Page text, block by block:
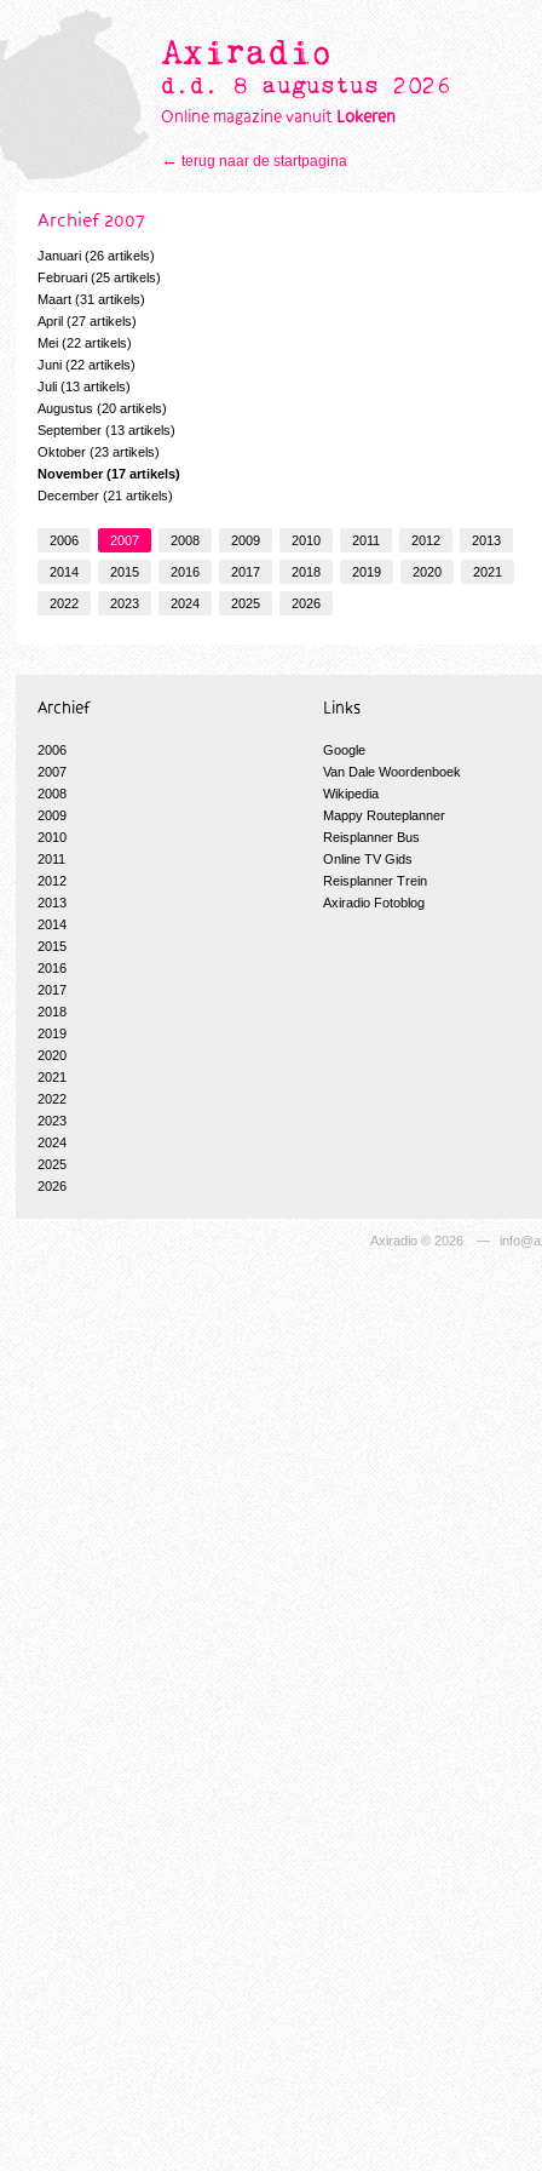
Axiradio
d.d. 8 augustus 2026
Online magazine vanuit Lokeren
← terug naar de startpagina
Archief 2007
Januari (26 artikels)
Februari (25 artikels)
Maart (31 artikels)
April (27 artikels)
Mei (22 artikels)
Juni (22 artikels)
Juli (13 artikels)
Augustus (20 artikels)
September (13 artikels)
Oktober (23 artikels)
November (17 artikels)
December (21 artikels)
2006 2007 2008 2009 2010 2011 2012 2013
2014 2015 2016 2017 2018 2019 2020 2021
2022 2023 2024 2025 2026
Archief
2006
2007
2008
2009
2010
2011
2012
2013
2014
2015
2016
2017
2018
2019
2020
2021
2022
2023
2024
2025
2026
Links
Google
Van Dale Woordenboek
Wikipedia
Mappy Routeplanner
Reisplanner Bus
Online TV Gids
Reisplanner Trein
Axiradio Fotoblog
Axiradio© 2026 —